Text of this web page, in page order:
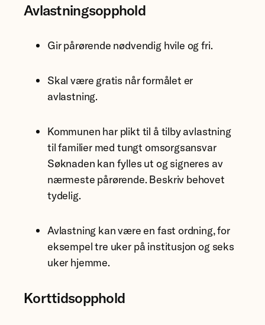
Avlastningsopphold
Gir pårørende nødvendig hvile og fri.
Skal være gratis når formålet er
avlastning.
Kommunen har plikt til å tilby avlastning
til familier med tungt omsorgsansvar
Søknaden kan fylles ut og signeres av
nærmeste pårørende. Beskriv behovet
tydelig.
Avlastning kan være en fast ordning, for
eksempel tre uker på institusjon og seks
uker hjemme.
Korttidsopphold